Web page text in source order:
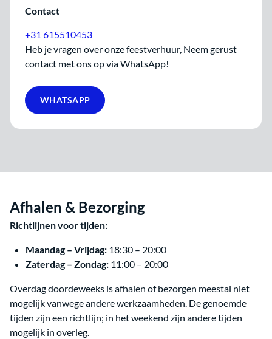
Contact
+31 615510453
Heb je vragen over onze feestverhuur, Neem gerust
contact met ons op via WhatsApp!
WHATSAPP
Afhalen & Bezorging
Richtlijnen voor tijden:
Maandag – Vrijdag: 18:30 – 20:00
Zaterdag – Zondag: 11:00 – 20:00
Overdag doordeweeks is afhalen of bezorgen meestal niet
mogelijk vanwege andere werkzaamheden. De genoemde
tijden zijn een richtlijn; in het weekend zijn andere tijden
mogelijk in overleg.